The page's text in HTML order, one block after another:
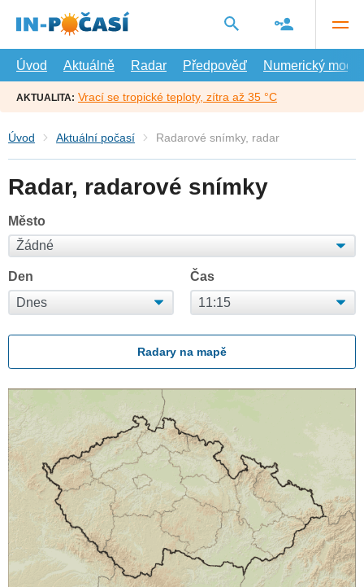
hlavní
Úvod
Aktuálně Radar Předpověď Numerický model
AKTUALITA: Vrací se tropické teploty, zítra až 35 °C
Úvod Aktuální počasí Radarové snímky, radar
Radar, radarové snímky
Město
Den Čas
Radary na mapě